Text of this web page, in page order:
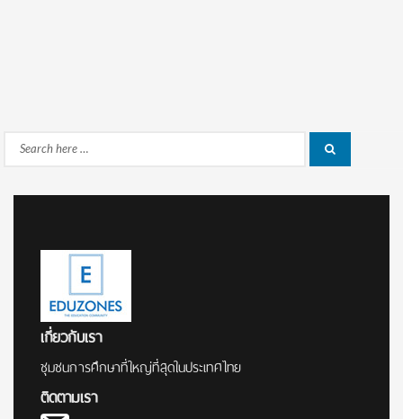
Search
เกี่ยวกับเรา
ชุมชนการศึกษาที่ใหญ่ที่สุดในประเทศไทย
ติดตามเรา